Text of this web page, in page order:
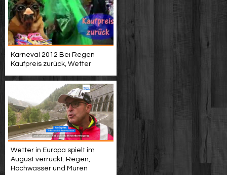
Karneval 2012 Bei Regen
Kaufpreis zurück, Wetter
Wetter in Europa spielt im
August verrückt: Regen,
Hochwasser und Muren